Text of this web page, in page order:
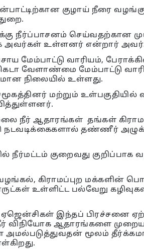
குழாய் நீரை
நீர்ப்பாசனம் செய்வதற்கான
அவர்கள் உள்ளனர் என்றார்
மேம்பாட்டு வாரியம்,
கெடா வேளாண்மை மேம்பாட்டு
நிலையில் உள்ளது.
மற்றும்
நீர் ஆதாரங்கள் தங்கள்
நடவடிக்கைகளால் தண்ணீர்
குறைவது குறிப்பாக
கிராமப்புற மக்களின்
உள்ளிட்ட பல்வேறு
ஏஜென்சிகள் இந்தப் பிரச்சனை
விநியோக ஆதாரங்களை
அமல்படுத்துவதன் மூலம்